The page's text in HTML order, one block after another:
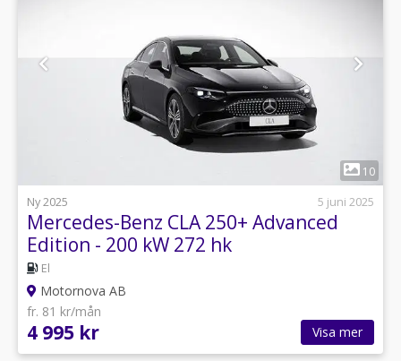
10
Ny 2025
5 juni 2025
Mercedes-Benz CLA 250+ Advanced
Edition - 200 kW 272 hk
El
Motornova AB
fr. 81 kr/mån
4 995 kr Visa mer